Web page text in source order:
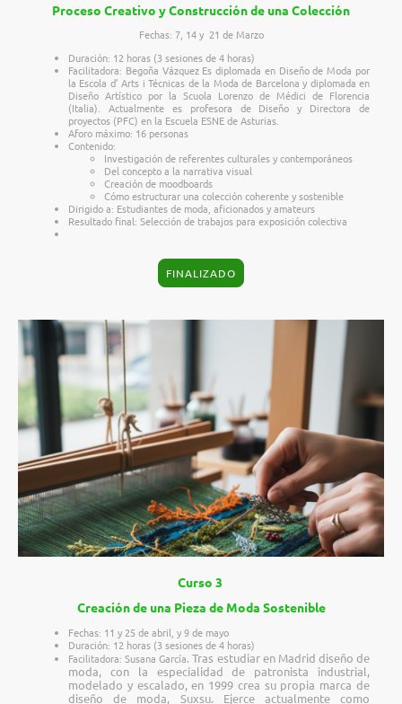
Proceso Creativo y Construcción de una Colección
Fechas: 7, 14 y 21 de Marzo
Duración: 12 horas (3 sesiones de 4 horas)
Facilitadora: Begoña Vázquez Es diplomada en Diseño de Moda por
la Escola d’ Arts i Técnicas de la Moda de Barcelona y diplomada en
Diseño Artístico por la Scuola Lorenzo de Médici de Florencia
(Italia). Actualmente es profesora de Diseño y Directora de
proyectos (PFC) en la Escuela ESNE de Asturias.
Aforo máximo: 16 personas
Contenido:
Investigación de referentes culturales y contemporáneos
Del concepto a la narrativa visual
Creación de moodboards
Cómo estructurar una colección coherente y sostenible
Dirigido a: Estudiantes de moda, aficionados y amateurs
Resultado final: Selección de trabajos para exposición colectiva
FINALIZADO
Curso 3
Creación de una Pieza de Moda Sostenible
Fechas: 11 y 25 de abril, y 9 de mayo
Duración: 12 horas (3 sesiones de 4 horas)
Facilitadora: Susana García.Tras estudiar en Madrid diseño de
moda, con la especialidad de patronista industrial,
modelado y escalado, en 1999 crea su propia marca de
diseño de moda, Suxsu. Ejerce actualmente como